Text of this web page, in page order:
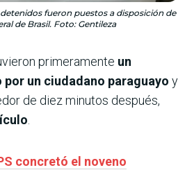
fueron puestos a disposición de
de Brasil. Foto: Gentileza
primeramente un
un ciudadano paraguayo y
de diez minutos después,
.
concretó el noveno